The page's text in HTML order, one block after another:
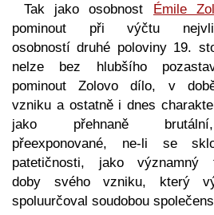
Tak jako osobnost Émile
pominout při výčtu
osobností druhé poloviny 19.
nelze bez hlubšího
pominout Zolovo dílo, v
vzniku a ostatně i dnes
jako přehnaně
přeexponované, ne-li se
patetičnosti, jako významný
doby svého vzniku, který
spoluurčoval soudobou